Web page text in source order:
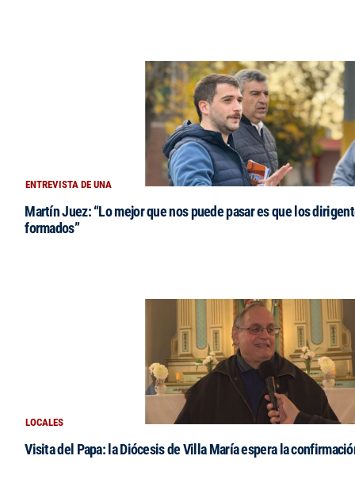
ENTREVISTA DE UNA
Martín Juez: “Lo mejor que nos puede pasar es que los
formados”
LOCALES
Visita del Papa: la Diócesis de Villa María espera la